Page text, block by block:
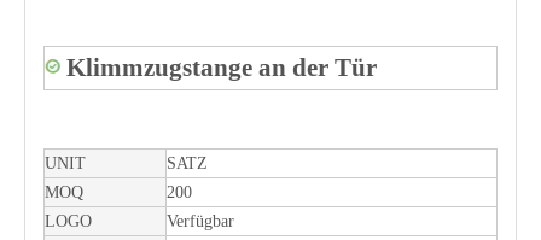
Klimmzugstange an der Tür
UNIT
SATZ
MOQ
200
LOGO
Verfügbar